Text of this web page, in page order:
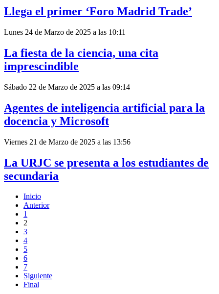
Llega el primer ‘Foro Madrid Trade’
Lunes 24 de Marzo de 2025 a las 10:11
La fiesta de la ciencia, una cita
imprescindible
Sábado 22 de Marzo de 2025 a las 09:14
Agentes de inteligencia artificial para la
docencia y Microsoft
Viernes 21 de Marzo de 2025 a las 13:56
La URJC se presenta a los estudiantes de
secundaria
Inicio
Anterior
1
2
3
4
5
6
7
Siguiente
Final